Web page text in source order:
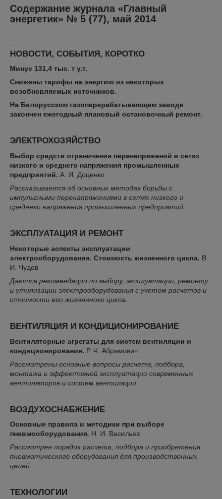
Содержание журнала «Главный
энергетик» № 5 (77), май 2014
НОВОСТИ, СОБЫТИЯ, КОРОТКО
Минус 131,4 тыс. т у.т.
Снижены тарифы на энергию из некоторых
возобновляемых источников.
На Белорусском газоперерабатывающем заводе
закончен ежегодный плановый остановочный ремонт.
ЭЛЕКТРОХОЗЯЙСТВО
Выбор средств ограничения перенапряжений в сетях
низкого и среднего напряжения промышленных
предприятий. А. И. Доценко
Рассказывается об основных методах борьбы с
импульсными перенапряжениями в сетях низкого и
среднего напряжения промышленных предприятий.
ЭКСПЛУАТАЦИЯ И РЕМОНТ
Некоторые аспекты эксплуатации
электрооборудования. Стоимость жизненного цикла. В.
И. Чудов
Даются рекомендации по выбору, эксплуатации, ремонту
и утилизации электрооборудования с учетом расчетов и
стоимости его жизненного цикла​​​​​.
ВЕНТИЛЯЦИЯ И КОНДИЦИОНИРОВАНИЕ
Вентиляторные агрегаты для систем вентиляции и
кондиционирования. Р. Ч. Абрамович
Рассмотрены основные вопросы расчета, подбора,
монтажа и эффективной эксплуатации современных
вентиляторов и систем вентиляции​.
ВОЗДУХОСНАБЖЕНИЕ
Основные правила и методики при выборе
пневмооборудования. Н. И. Васильев
Рассмотрен порядок расчета, подбора и приобретения
пневматического оборудования для производственных
целей​​.
ТЕХНОЛОГИИ